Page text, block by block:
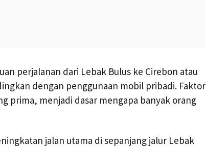
perjalanan dari Lebak Bulus ke Cirebon atau
dengan penggunaan mobil pribadi. Faktor
prima, menjadi dasar mengapa banyak orang
jalan utama di sepanjang jalur Lebak